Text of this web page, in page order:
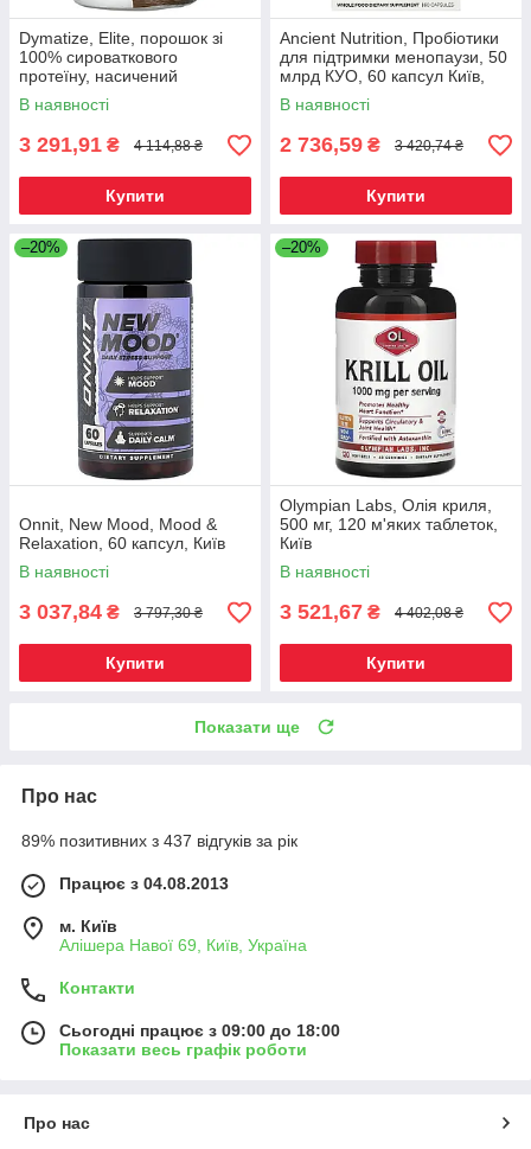
Dymatize, Elite, порошок зі
100% сироваткового
протеїну, насичений
шоколад, 907 г (2 фунти),
Київ
В наявності
3 291,91 ₴ 4 114,88 ₴
Купити
Ancient Nutrition, Пробіотики
для підтримки менопаузи, 50
млрд КУО, 60 капсул Київ,
Київ
В наявності
2 736,59 ₴ 3 420,74 ₴
Купити
–20%
Onnit, New Mood, Mood &
Relaxation, 60 капсул, Київ
В наявності
3 037,84 ₴ 3 797,30 ₴
Купити
–20%
Olympian Labs, Олія криля,
500 мг, 120 м'яких таблеток,
Київ
В наявності
3 521,67 ₴ 4 402,08 ₴
Купити
Показати ще
Про нас
89% позитивних з 437 відгуків за рік
Працює з 04.08.2013
м. Київ
Алішера Навої 69, Київ, Україна
Контакти
Сьогодні працює з 09:00 до 18:00
Показати весь графік роботи
Про нас